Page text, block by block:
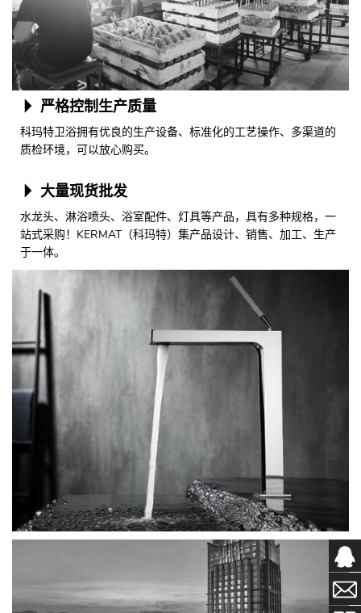
严格控制生产质量
科玛特卫浴拥有优良的生产设备、标准化的工艺操作、多渠道的
质检环境，可以放心购买。
大量现货批发
水龙头、淋浴喷头、浴室配件、灯具等产品，具有多种规格，一
站式采购！KERMAT（科玛特）集产品设计、销售、加工、生产
于一体。